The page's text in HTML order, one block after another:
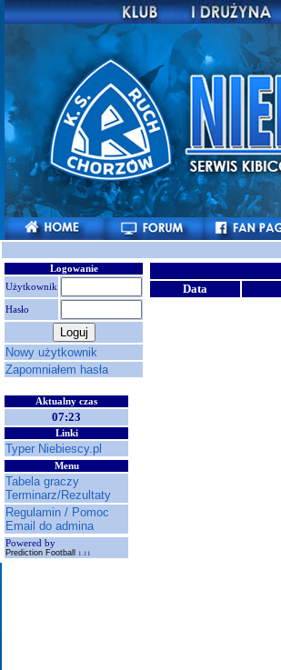
Logowanie
Użytkownik
Hasło
Nowy użytkownik
Zapomniałem hasła
Aktualny czas
07:23
Linki
Typer Niebiescy.pl
Menu
Tabela graczy
Terminarz/Rezultaty
Regulamin / Pomoc
Email do admina
Powered by
Prediction Football 1.11
Data